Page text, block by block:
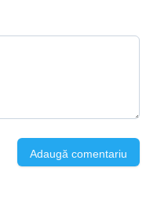
Adaugă comentariu